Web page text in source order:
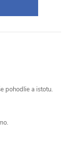
pohodlie a istotu.